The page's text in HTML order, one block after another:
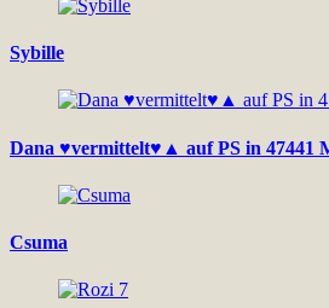
Sybille
Dana ♥vermittelt♥▲ auf PS in 47441
Csuma